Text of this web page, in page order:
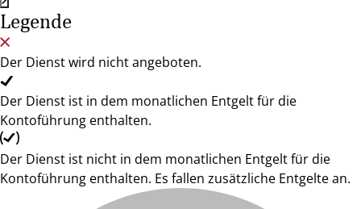
Legende
Der Dienst wird nicht angeboten.
Der Dienst ist in dem monatlichen Entgelt für die
Kontoführung enthalten.
Der Dienst ist nicht in dem monatlichen Entgelt für die
Kontoführung enthalten. Es fallen zusätzliche Entgelte an.